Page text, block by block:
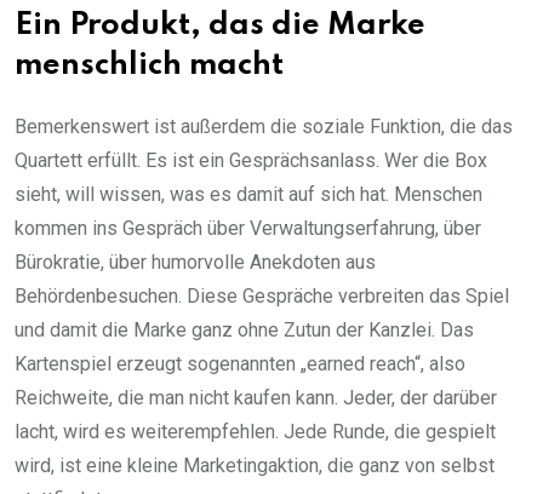
Ein Produkt, das die Marke
menschlich macht
Bemerkenswert ist außerdem die soziale Funktion, die das
Quartett erfüllt. Es ist ein Gesprächsanlass. Wer die Box
sieht, will wissen, was es damit auf sich hat. Menschen
kommen ins Gespräch über Verwaltungserfahrung, über
Bürokratie, über humorvolle Anekdoten aus
Behördenbesuchen. Diese Gespräche verbreiten das Spiel
und damit die Marke ganz ohne Zutun der Kanzlei. Das
Kartenspiel erzeugt sogenannten „earned reach“, also
Reichweite, die man nicht kaufen kann. Jeder, der darüber
lacht, wird es weiterempfehlen. Jede Runde, die gespielt
wird, ist eine kleine Marketingaktion, die ganz von selbst